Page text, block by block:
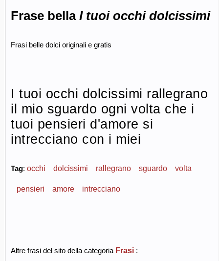
Frase bella I tuoi occhi dolcissimi
Frasi belle dolci originali e gratis
I tuoi occhi dolcissimi rallegrano
il mio sguardo ogni volta che i
tuoi pensieri d'amore si
intrecciano con i miei
Tag: occhi dolcissimi rallegrano sguardo volta
pensieri amore intrecciano
Altre frasi del sito della categoria Frasi :